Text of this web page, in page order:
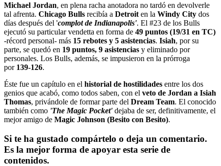
Michael Jordan, en plena racha anotadora no tardó en devolverle
tal afrenta. Chicago Bulls recibía a Detroit en la Windy City dos
días después del 'complot de Indianapolis'. El #23 de los Bulls
ejecutó su particular vendetta en forma de 49 puntos (19/31 en TC)
-récord personal- más 15 rebotes y 5 asistencias. Isiah, por su
parte, se quedó en 19 puntos, 9 asistencias y eliminado por
personales. Los Bulls, además, se impusieron en la prórroga
por 139-126.
Éste fue un capítulo en el historial de hostilidades entre los dos
genios que acabó, como todos saben, con el veto de Jordan a Isiah
Thomas, privándole de formar parte del Dream Team. El conocido
también como 'The Magic Pocket' dejaba de ser, definitivamente, el
mejor amigo de Magic Johnson (Besito con Besito).
Si te ha gustado compártelo o deja un comentario.
Es la mejor forma de apoyar esta serie de
contenidos.